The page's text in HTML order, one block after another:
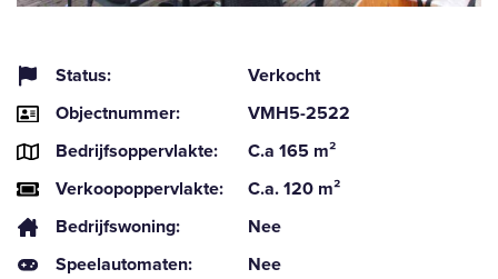
Status:
Verkocht
Objectnummer:
VMH5-2522
Bedrijfsoppervlakte:
C.a 165 m²
Verkoopoppervlakte:
C.a. 120 m²
Bedrijfswoning:
Nee
Speelautomaten:
Nee